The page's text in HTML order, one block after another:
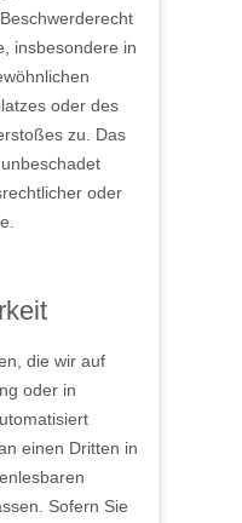
insbesondere in
oder des
zu. Das
oder
die wir auf
oder in
einen Dritten in
Sofern Sie